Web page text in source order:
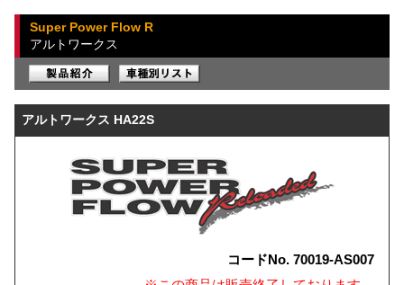
Super Power Flow R
アルトワークス
アルトワークス HA22S
コードNo. 70019-AS007